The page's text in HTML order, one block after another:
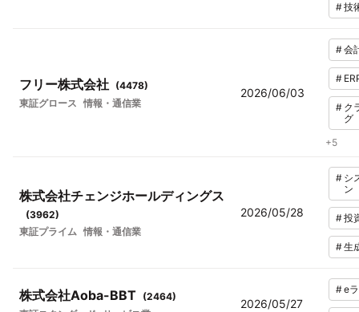
#技
フリー株式会社 (4478)
東証グロース 情報・通信業
2026/06/03
#会
#
# ク
グ
+5
株式会社チェンジホールディングス
(3962)
東証プライム 情報・通信業
2026/05/28
# シ
ン
#投
#生
株式会社Aoba-BBT (2464)
2026/05/27
#e